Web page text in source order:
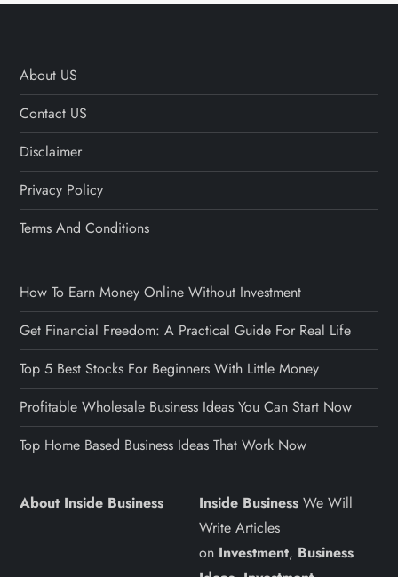
About US
Contact US
Disclaimer
Privacy Policy
Terms And Conditions
How To Earn Money Online Without Investment
Get Financial Freedom: A Practical Guide For Real Life
Top 5 Best Stocks For Beginners With Little Money
Profitable Wholesale Business Ideas You Can Start Now
Top Home Based Business Ideas That Work Now
About Inside Business Inside Business We Will
Write Articles
on Investment, Business